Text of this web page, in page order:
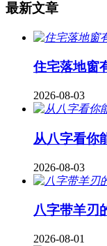
最新文章
住宅落地窗
2026-08-03
从八字看你
2026-08-03
八字带羊刃
2026-08-01